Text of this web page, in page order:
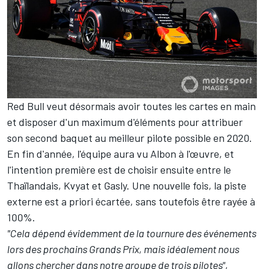
Red Bull veut désormais avoir toutes les cartes en main
et disposer d'un maximum d'éléments pour attribuer
son second baquet au meilleur pilote possible en 2020.
En fin d'année, l'équipe aura vu Albon à l'œuvre, et
l'intention première est de choisir ensuite entre le
Thaïlandais, Kvyat et Gasly. Une nouvelle fois, la piste
externe est a priori écartée, sans toutefois être rayée à
100%.
"Cela dépend évidemment de la tournure des événements
lors des prochains Grands Prix, mais idéalement nous
allons chercher dans notre groupe de trois pilotes",